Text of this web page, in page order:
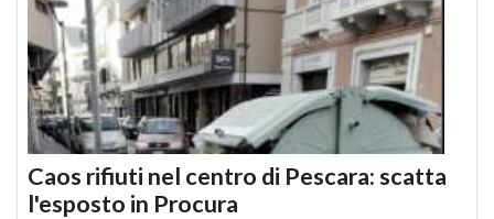
Caos rifiuti nel centro di Pescara: scatta
l'esposto in Procura